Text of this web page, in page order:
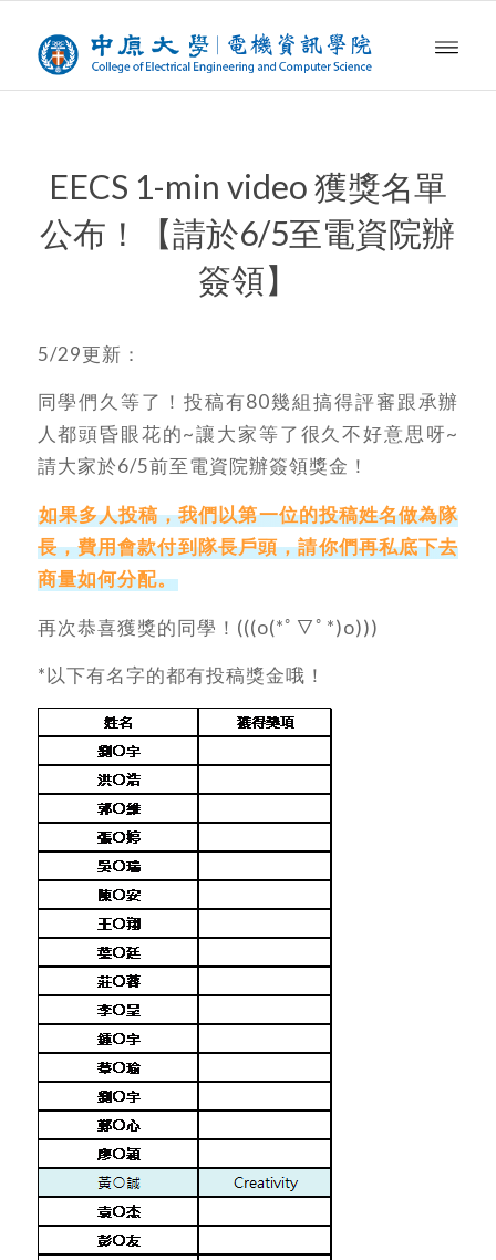
EECS 1-min video 獲獎名單
公布！【請於6/5至電資院辦
簽領】
5/29更新：
同學們久等了！投稿有80幾組搞得評審跟承辦
人都頭昏眼花的~讓大家等了很久不好意思呀~
請大家於6/5前至電資院辦簽領獎金！
如果多人投稿，我們以第一位的投稿姓名做為隊
長，費用會款付到隊長戶頭，請你們再私底下去
商量如何分配。
再次恭喜獲獎的同學！(((o(*ﾟ▽ﾟ*)o)))
*以下有名字的都有投稿獎金哦！